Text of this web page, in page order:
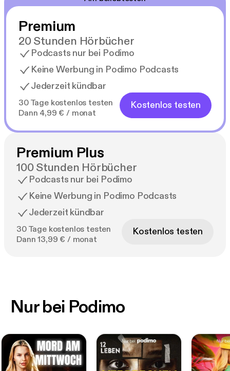
Premium
20 Stunden Hörbücher
Podcasts nur bei Podimo
Keine Werbung in Podimo Podcasts
Jederzeit kündbar
30 Tage kostenlos testen
Dann 4,99 € / monat
Kostenlos testen
Premium Plus
100 Stunden Hörbücher
Podcasts nur bei Podimo
Keine Werbung in Podimo Podcasts
Jederzeit kündbar
30 Tage kostenlos testen
Dann 13,99 € / monat
Kostenlos testen
Nur bei Podimo